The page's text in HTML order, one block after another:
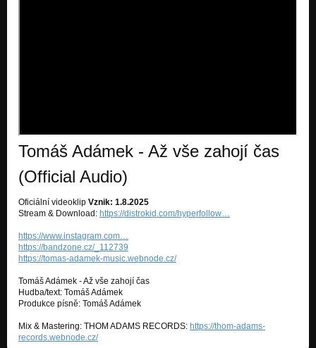
MŮŽEŠ SI PŘÁT
Druhá šance
Druhá šance
Druhá šance
DO BEZVĚDOMÍ
RÁNO
Tomáš Adámek - Až vše zahojí čas
(Official Audio)
Oficiální videoklip Vznik: 1.8.2025
Stream & Download: https://distrokid.com/hyperfollow…
https://www.instagram.com…
https://bandzone.cz/_112739
https://tomas-adamek-music.webnode.cz/
Tomáš Adámek - Až vše zahojí čas
Hudba/text: Tomáš Adámek
Produkce písně: Tomáš Adámek
Mix & Mastering: THOM ADAMS RECORDS: https://thom-adams-
records.webnode.cz/